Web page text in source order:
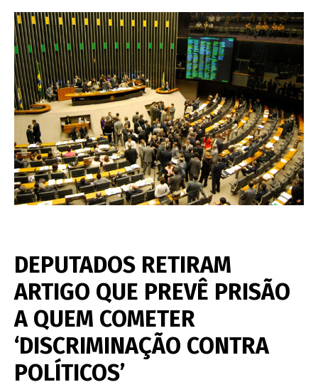
DEPUTADOS RETIRAM
ARTIGO QUE PREVÊ PRISÃO
A QUEM COMETER
‘DISCRIMINAÇÃO CONTRA
POLÍTICOS’